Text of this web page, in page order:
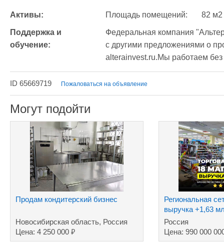
Активы: Площадь помещений:	82 м2
Поддержка и
обучение:
Федеральная компания
с другими предложениями о
alterainvest.ru.Мы работаем без
ID 65669719 Пожаловаться на объявление
Могут подойти
Продам кондитерский бизнес
Новосибирская область, Россия
Цена: 4 250 000 ₽
Региональная
выручка +1,63
Россия
Цена: 990 000